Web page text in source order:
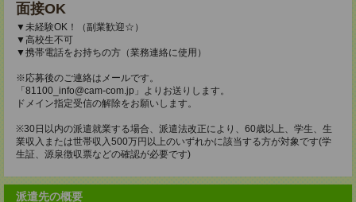
面接OK
▼未経験OK！（副業歓迎☆）
▼高校生不可
▼携帯電話をお持ちの方（業務連絡に使用）
※応募後のご連絡はメールです。
「81100_info@cam-com.jp」よりお送りします。
ドメイン指定受信の解除をお願いします。
※30日以内の派遣就業する場合、派遣法改正により、60歳以上、学生、生
業収入または世帯収入500万円以上のいずれかに該当する方が対象です(学
生証、源泉徴収票などの確認が必要です)
派遣先の概要